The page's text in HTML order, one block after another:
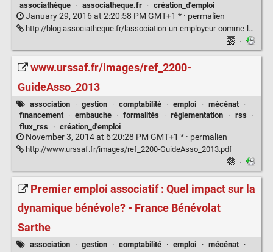
associathèque
· associatheque.fr · création_d'emploi
January 29, 2016 at 2:20:58 PM GMT+1 * · permalien
http://blog.associatheque.fr/lassociation-un-employeur-comme-les-autres/#.VqtjhxKp6D0.twitter
·
www.urssaf.fr/images/ref_2200-
GuideAsso_2013
association · gestion · comptabilité · emploi · mécénat
·
financement
· embauche · formalités · réglementation · rss
·
flux_rss
· création_d'emploi
November 3, 2014 at 6:20:28 PM GMT+1 * · permalien
http://www.urssaf.fr/images/ref_2200-GuideAsso_2013.pdf
·
Premier emploi associatif : Quel impact sur la
dynamique bénévole? - France Bénévolat
Sarthe
association · gestion · comptabilité · emploi · mécénat
·